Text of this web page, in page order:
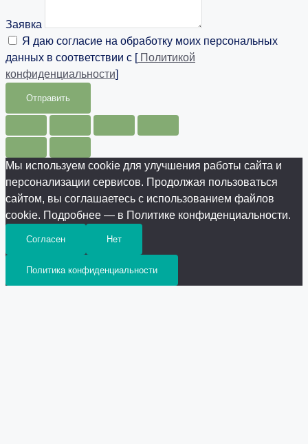
Заявка
Я даю согласие на обработку моих персональных
данных в соответствии с [Политикой
конфиденциальности]
Отправить
Мы используем cookie для улучшения работы сайта и
персонализации сервисов. Продолжая пользоваться
сайтом, вы соглашаетесь с использованием файлов
cookie. Подробнее — в Политике конфиденциальности.
Согласен Нет
Политика конфиденциальности